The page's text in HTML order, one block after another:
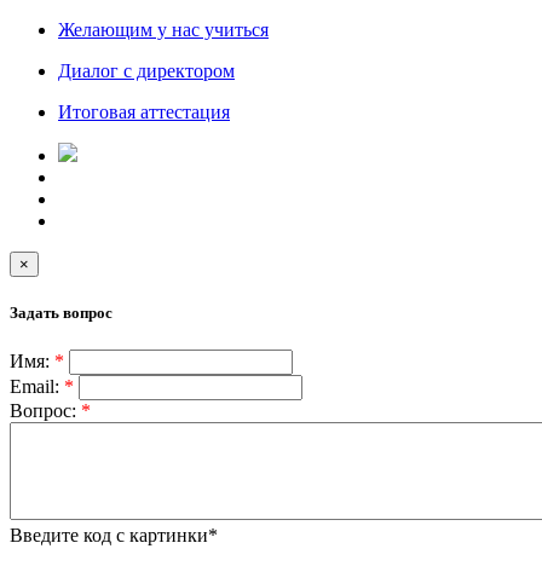
Желающим у нас учиться
Диалог с директором
Итоговая аттестация
×
Задать вопрос
Имя: *
Email: *
Вопрос: *
Введите код с картинки*